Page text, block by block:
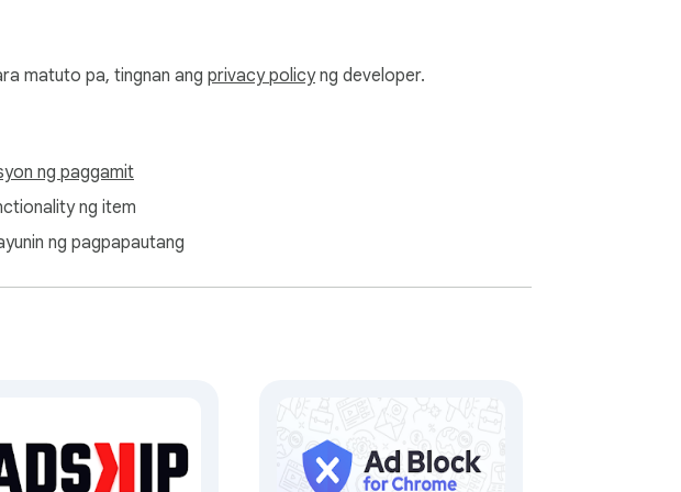
harapin muli ang mga nakakainis na ad!
mo at kung anong mga ad ang hindi mo nakikita. I-block
extension na awtomatikong magsisimulang gumana kapag
experience. Get fast, reliable, and secure ad-blocking for the
matuto pa, tingnan ang privacy policyng developer.
ng paggamit
ng item
ng pagpapautang